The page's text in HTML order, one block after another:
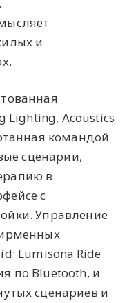
и
Lighting, Acoustics
командой
сценарии,
в
с
Управление
Lumisona Ride
по Bluetooth, и
сценариев и